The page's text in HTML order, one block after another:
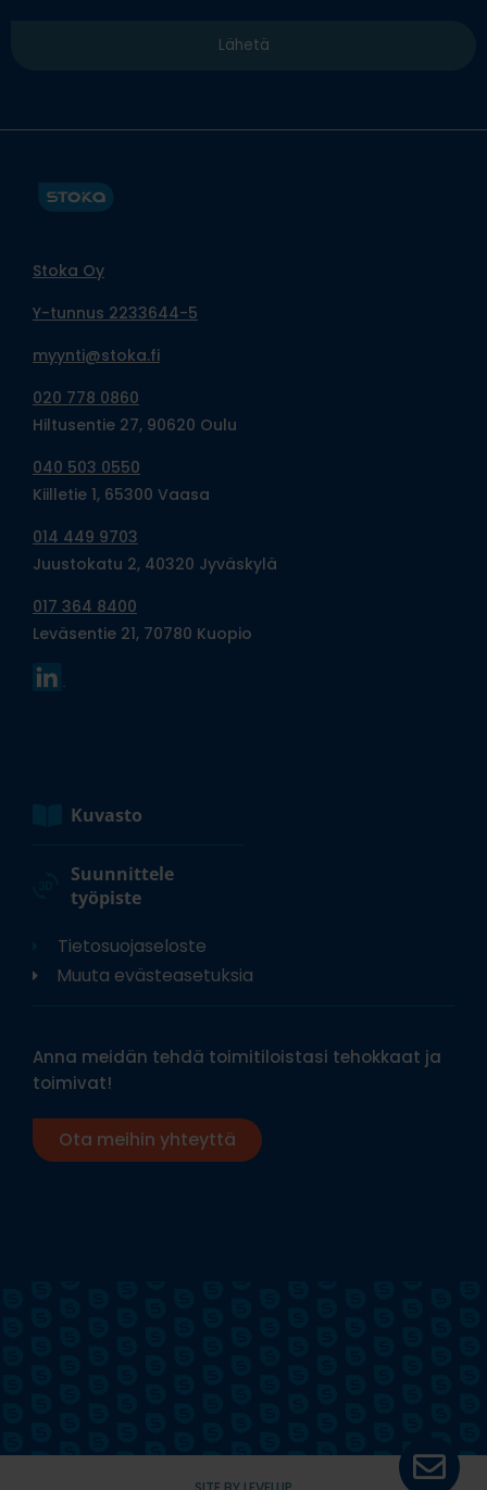
Stoka Oy
Y-tunnus 2233644-5
myynti@stoka.fi
020 778 0860
Hiltusentie 27, 90620 Oulu
040 503 0550
Kiilletie 1, 65300 Vaasa
014 449 9703
Juustokatu 2, 40320 Jyväskylä
017 364 8400
Leväsentie 21, 70780 Kuopio
Kuvasto
Suunnittele
työpiste
Tietosuojaseloste
Muuta evästeasetuksia
Anna meidän tehdä toimitiloistasi tehokkaat ja
toimivat!
Ota meihin yhteyttä